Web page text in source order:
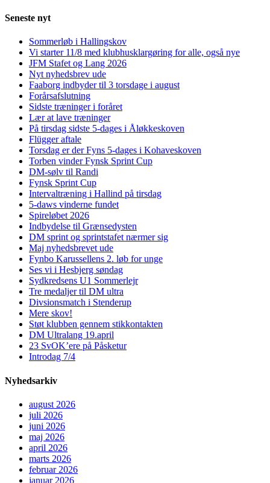
Seneste nyt
Sommerløb i Hallingskov
Vi starter 11/8 med klubhusklargøring for alle, også nye
JFM Stafet og Lang 2026
Nyt nyhedsbrev ude
Faaborg indbyder til 3 torsdage i august
Forårsafslutning
Sidste træninger i foråret
Lær at lave træninger
På tirsdag sidste 5-dages i Åløkkeskoven
Flügger aftale
Torsdag er der Fyns 5-dages i Kohaveskoven
Torben vinder Fynsk Sprint Cup
DM-sølv til Randi
Fynsk Sprint Cup
Intervaltræning i Hallind på tirsdag
5-daws vinderne fundet
Spireløbet 2026
Indbydelse til Grænsedysten
DM sprint og sprintstafet nærmer sig
Maj nyhedsbrevet ude
Fynbo Karussellens 2. løb for unge
Ses vi i Hesbjerg søndag
Sydkredsens U1 Sommerlejr
Tre medaljer til DM ultra
Divsionsmatch i Stenderup
Mere skov!
Støt klubben gennem stikkontakten
DM Ultralang 19.april
23 SvOK’ere på Påsketur
Introdag 7/4
Nyhedsarkiv
august 2026
juli 2026
juni 2026
maj 2026
april 2026
marts 2026
februar 2026
januar 2026